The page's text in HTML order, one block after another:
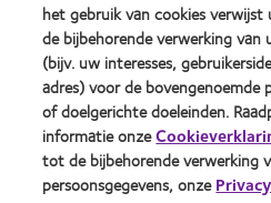
Nieuwscentrum
Contact
Legal
Privacybeleid
Cookie beleid
het gebruik van cookies
de bijbehorende verwerking van
(bijv. uw interesses,
adres) voor de
of doelgerichte doeleinden.
informatie onze
tot de bijbehorende verwerking
persoonsgegevens, onze